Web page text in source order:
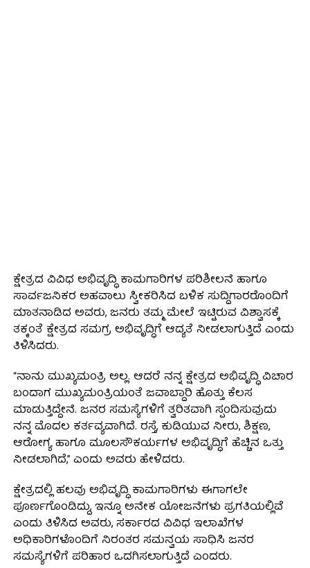
ಕ್ಷೇತ್ರದ ವಿವಿಧ ಅಭಿವೃದ್ಧಿ ಕಾಮಗಾರಿಗಳ ಪರಿಶೀಲನೆ ಹಾಗೂ
ಸಾರ್ವಜನಿಕರ ಅಹವಾಲು ಸ್ವೀಕರಿಸಿದ ಬಳಿಕ ಸುದ್ದಿಗಾರರೊಂದಿಗೆ
ಮಾತನಾಡಿದ ಅವರು, ಜನರು ತಮ್ಮ ಮೇಲೆ ಇಟ್ಟಿರುವ ವಿಶ್ವಾಸಕ್ಕೆ
ತಕ್ಕಂತೆ ಕ್ಷೇತ್ರದ ಸಮಗ್ರ ಅಭಿವೃದ್ಧಿಗೆ ಆದ್ಯತೆ ನೀಡಲಾಗುತ್ತಿದೆ ಎಂದು
ತಿಳಿಸಿದರು.
“ನಾನು ಮುಖ್ಯಮಂತ್ರಿ ಅಲ್ಲ. ಆದರೆ ನನ್ನ ಕ್ಷೇತ್ರದ ಅಭಿವೃದ್ಧಿ ವಿಚಾರ
ಬಂದಾಗ ಮುಖ್ಯಮಂತ್ರಿಯಂತೆ ಜವಾಬ್ದಾರಿ ಹೊತ್ತು ಕೆಲಸ
ಮಾಡುತ್ತಿದ್ದೇನೆ. ಜನರ ಸಮಸ್ಯೆಗಳಿಗೆ ತ್ವರಿತವಾಗಿ ಸ್ಪಂದಿಸುವುದು
ನನ್ನ ಮೊದಲ ಕರ್ತವ್ಯವಾಗಿದೆ. ರಸ್ತೆ, ಕುಡಿಯುವ ನೀರು, ಶಿಕ್ಷಣ,
ಆರೋಗ್ಯ ಹಾಗೂ ಮೂಲಸೌಕರ್ಯಗಳ ಅಭಿವೃದ್ಧಿಗೆ ಹೆಚ್ಚಿನ ಒತ್ತು
ನೀಡಲಾಗಿದೆ,” ಎಂದು ಅವರು ಹೇಳಿದರು.
ಕ್ಷೇತ್ರದಲ್ಲಿ ಹಲವು ಅಭಿವೃದ್ಧಿ ಕಾಮಗಾರಿಗಳು ಈಗಾಗಲೇ
ಪೂರ್ಣಗೊಂಡಿದ್ದು, ಇನ್ನೂ ಅನೇಕ ಯೋಜನೆಗಳು ಪ್ರಗತಿಯಲ್ಲಿವೆ
ಎಂದು ತಿಳಿಸಿದ ಅವರು, ಸರ್ಕಾರದ ವಿವಿಧ ಇಲಾಖೆಗಳ
ಅಧಿಕಾರಿಗಳೊಂದಿಗೆ ನಿರಂತರ ಸಮನ್ವಯ ಸಾಧಿಸಿ ಜನರ
ಸಮಸ್ಯೆಗಳಿಗೆ ಪರಿಹಾರ ಒದಗಿಸಲಾಗುತ್ತಿದೆ ಎಂದರು.